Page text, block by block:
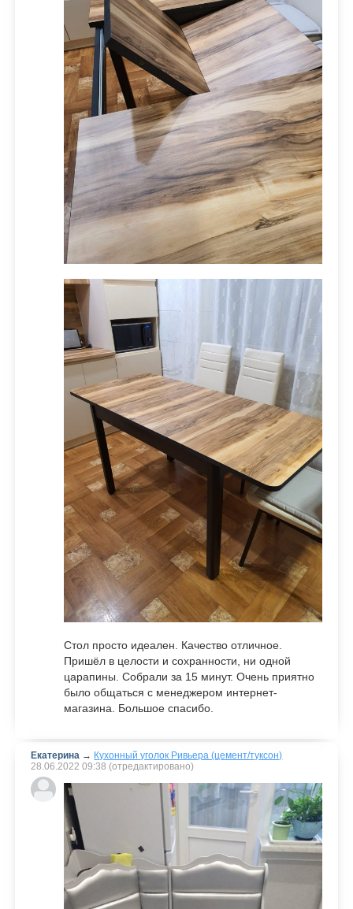
Стол просто идеален. Качество отличное.
Пришёл в целости и сохранности, ни одной
царапины. Собрали за 15 минут. Очень приятно
было общаться с менеджером интернет-
магазина. Большое спасибо.
Екатерина → Кухонный уголок Ривьера (цемент/туксон)
28.06.2022 09:38 (отредактировано)